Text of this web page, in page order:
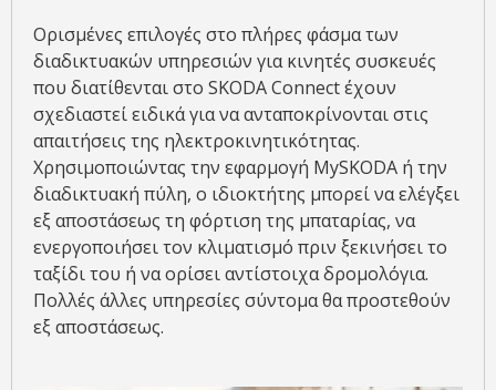
Ορισμένες επιλογές στο πλήρες φάσμα των
διαδικτυακών υπηρεσιών για κινητές συσκευές
που διατίθενται στο SKODA Connect έχουν
σχεδιαστεί ειδικά για να ανταποκρίνονται στις
απαιτήσεις της ηλεκτροκινητικότητας.
Χρησιμοποιώντας την εφαρμογή MySKODA ή την
διαδικτυακή πύλη, ο ιδιοκτήτης μπορεί να ελέγξει
εξ αποστάσεως τη φόρτιση της μπαταρίας, να
ενεργοποιήσει τον κλιματισμό πριν ξεκινήσει το
ταξίδι του ή να ορίσει αντίστοιχα δρομολόγια.
Πολλές άλλες υπηρεσίες σύντομα θα προστεθούν
εξ αποστάσεως.